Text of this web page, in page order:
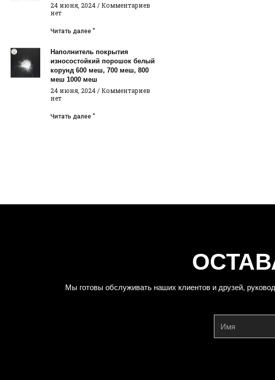
24 июня, 2024 Комментариев
нет
Читать далее "
Наполнитель покрытия
износостойкий порошок белый
корунд 600 меш, 700 меш, 800
меш 1000 меш
24 июня, 2024 Комментариев
нет
Читать далее "
Мы готовы обслуживать наших клиентов и друзей,